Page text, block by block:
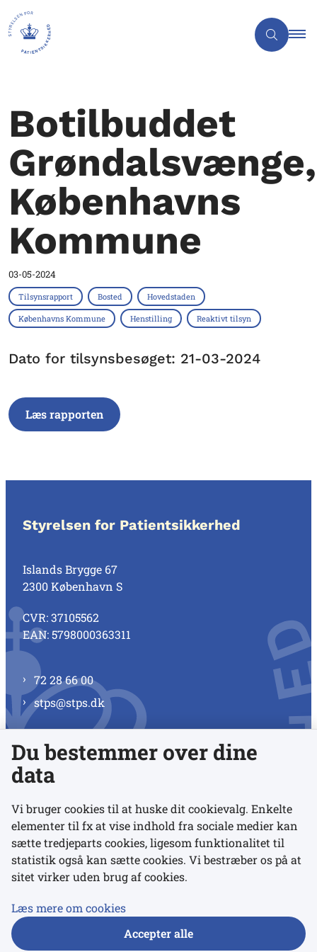
Botilbuddet
Grøndalsvænge,
Københavns
Kommune
03-05-2024
Tilsynsrapport Bosted Hovedstaden
Københavns Kommune Henstilling Reaktivt tilsyn
Dato for tilsynsbesøget: 21-03-2024
Læs rapporten
Styrelsen for Patientsikkerhed
Islands Brygge 67
2300 København S
CVR: 37105562
EAN: 5798000363311
72 28 66 00
stps@stps.dk
Se alle kontaktnumre
Links
Udgivelser
Du bestemmer over dine
data
Vi bruger cookies til at huske dit cookievalg. Enkelte
elementer til fx at vise indhold fra sociale medier kan
sætte tredjeparts cookies, ligesom funktionalitet til
statistik også kan sætte cookies. Vi bestræber os på at
sitet virker uden brug af cookies.
Læs mere om cookies
Accepter alle